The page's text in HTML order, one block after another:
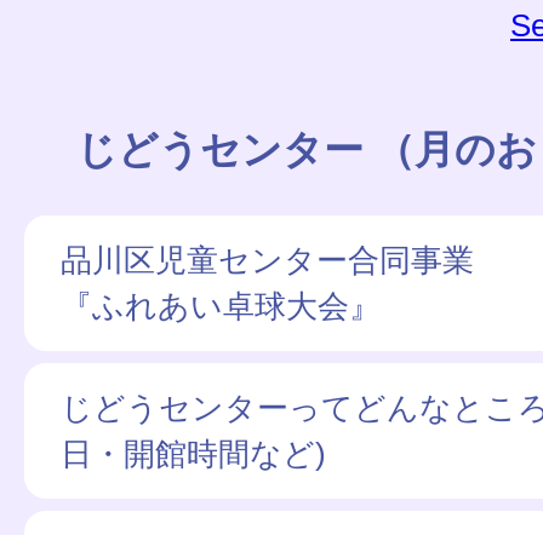
じどうセンター （月の
品川区児童センター合同事業
『ふれあい卓球大会』
じどうセンターってどんなとこ
日・開館時間など)